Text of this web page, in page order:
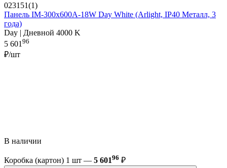
023151(1)
Панель IM-300x600A-18W Day White (Arlight, IP40 Металл, 3
года)
Day | Дневной 4000 K
5 601 96
₽/шт
В наличии
Коробка (картон) 1 шт — 5 60196 ₽